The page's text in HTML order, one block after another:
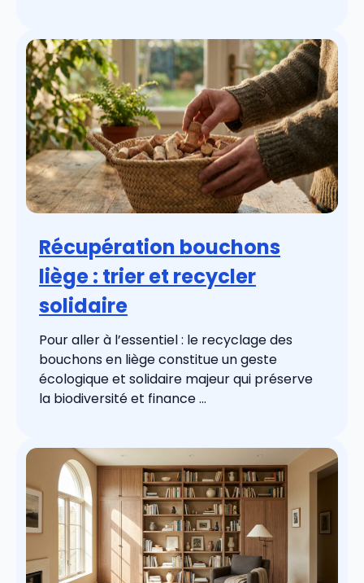
Récupération bouchons
liège : trier et recycler
solidaire
Pour aller à l’essentiel : le recyclage des
bouchons en liège constitue un geste
écologique et solidaire majeur qui préserve
la biodiversité et finance ...